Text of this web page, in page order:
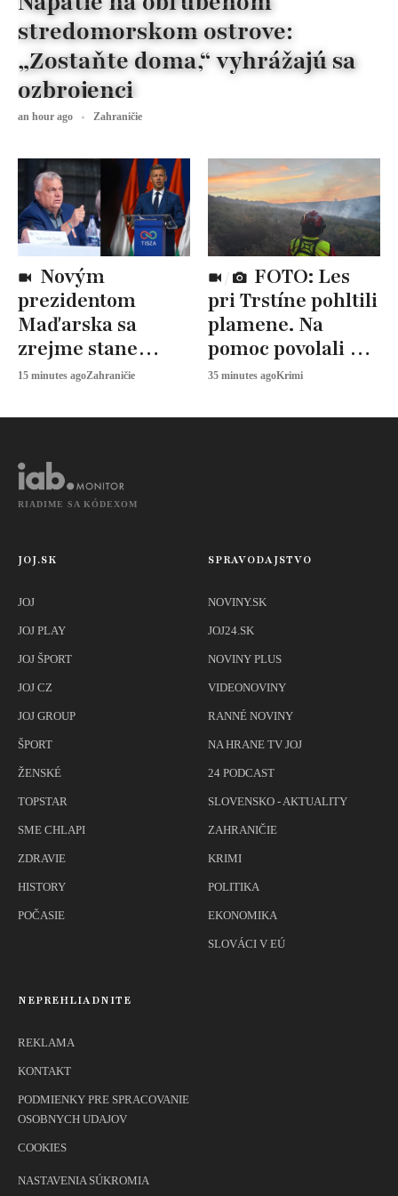
prezidentom
Maďarska sa
zrejme stane
András Baka.
bojkotuje
15 minutes agoZahraničie
pri Trstíne pohltili
plamene. Na
pomoc povolali aj
vrtuľník
35 minutes agoKrimi
stredomorskom ostrove:
„Zostaňte doma,“ vyhrážajú sa
ozbrojenci
an hour ago Zahraničie
RIADIME SA KÓDEXOM
JOJ.SK
JOJ
JOJ PLAY
JOJ ŠPORT
JOJ CZ
JOJ GROUP
ŠPORT
ŽENSKÉ
TOPSTAR
SME CHLAPI
ZDRAVIE
HISTORY
POČASIE
SPRAVODAJSTVO
NOVINY.SK
JOJ24.SK
NOVINY PLUS
VIDEONOVINY
RANNÉ NOVINY
NA HRANE TV JOJ
24 PODCAST
SLOVENSKO - AKTUALITY
ZAHRANIČIE
KRIMI
POLITIKA
EKONOMIKA
SLOVÁCI V EÚ
NEPREHLIADNITE
REKLAMA
KONTAKT
PODMIENKY PRE SPRACOVANIE
OSOBNYCH UDAJOV
COOKIES
NASTAVENIA SÚKROMIA